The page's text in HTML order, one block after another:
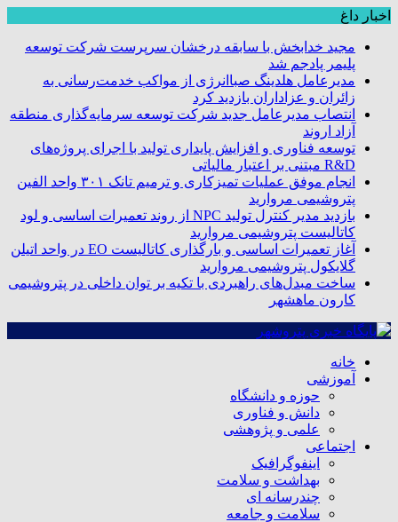
اخبار داغ
مجید خدابخش با سابقه درخشان سرپرست شرکت توسعه
پلیمر پادجم شد
مدیرعامل هلدینگ صباانرژی از مواکب خدمت‌رسانی به
زائران و عزاداران بازدید کرد
انتصاب مدیرعامل جدید شرکت توسعه سرمایه‌گذاری منطقه
آزاد اروند
توسعه فناوری و افزایش پایداری تولید با اجرای پروژه‌های
R&D مبتنی بر اعتبار مالیاتی
انجام موفق عملیات تمیزکاری و ترمیم تانک ۳۰۱ واحد الفین
پتروشیمی مروارید
بازدید مدیر کنترل تولید NPC از روند تعمیرات اساسی و لود
کاتالیست پتروشیمی مروارید
آغاز تعمیرات اساسی و بارگذاری کاتالیست EO در واحد اتیلن
گلایکول پتروشیمی مروارید
ساخت مبدل‌های راهبردی با تکیه بر توان داخلی در پتروشیمی
کارون ماهشهر
خانه
آموزشی
حوزه و دانشگاه
دانش و فناوری
علمی و پژوهشی
اجتماعی
اینفوگرافیک
بهداشت و سلامت
چندرسانه ای
سلامت و جامعه